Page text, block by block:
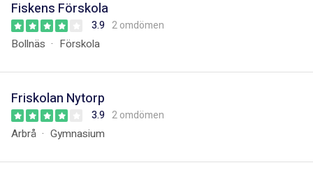
Fiskens Förskola
3.9 2 omdömen
Bollnäs Förskola
Friskolan Nytorp
3.9 2 omdömen
Arbrå Gymnasium